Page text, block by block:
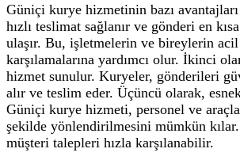
Güniçi kurye hizmetinin bazı
hızlı teslimat sağlanır ve gönderi en kısa
ulaşır. Bu, işletmelerin ve bireylerin acil
karşılamalarına yardımcı olur. İkinci
hizmet sunulur. Kuryeler, gönderileri
alır ve teslim eder. Üçüncü olarak,
Güniçi kurye hizmeti, personel ve
şekilde yönlendirilmesini mümkün
müşteri talepleri hızla karşılanabilir.